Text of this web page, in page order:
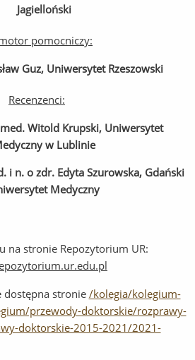
Jagielloński
pomocniczy:
Guz, Uniwersytet Rzeszowski
Recenzenci:
Witold Krupski, Uniwersytet
w Lublinie
i n. o zdr. Edyta Szurowska, Gdański
Medyczny
na stronie Repozytorium UR:
dostępna stronie /kolegia/kolegium-
przewody-doktorskie/rozprawy-
doktorskie-2015-2021/2021-